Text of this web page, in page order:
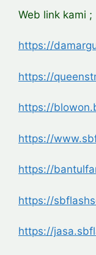
Web link kami ;
https://
https://
https://
https://
https://
https://
https://